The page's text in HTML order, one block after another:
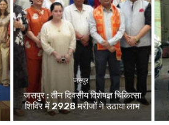
जसपुर
जसपुर : तीन दिवसीय विशेषज्ञ चिकित्सा
शिविर में 2928 मरीजों ने उठाया लाभ